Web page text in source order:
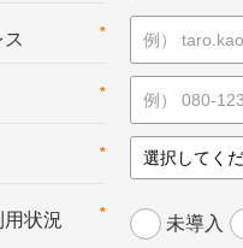
*
*
*
*
用状況 未導入